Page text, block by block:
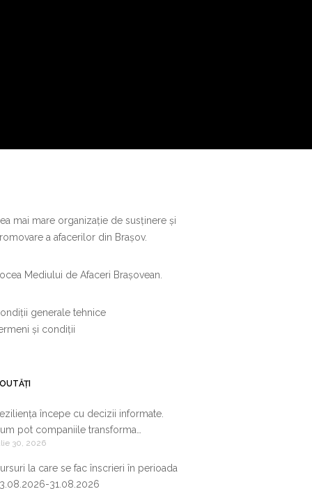
mai mare organizație de susținere și
a afacerilor din Brașov.
Mediului de Afaceri Brașovean.
generale tehnice
și condiții
începe cu decizii informate.
pot companiile transforma
de business într-un avantaj
30, 2026
la care se fac înscrieri în perioada
31.08.2026